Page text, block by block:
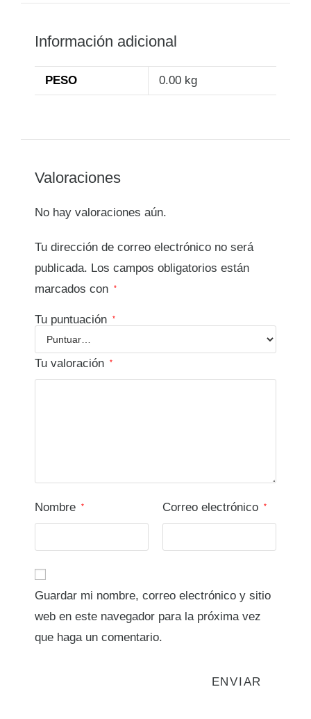
Información adicional
PESO 0.00 kg
Valoraciones
No hay valoraciones aún.
Tu dirección de correo electrónico no será
publicada. Los campos obligatorios están
marcados con
*
Tu puntuación *
Tu valoración *
Nombre * Correo electrónico *
Guardar mi nombre, correo electrónico y sitio
web en este navegador para la próxima vez
que haga un comentario.